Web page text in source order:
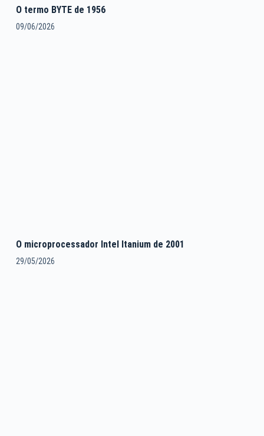
O termo BYTE de 1956
09/06/2026
O microprocessador Intel Itanium de 2001
29/05/2026